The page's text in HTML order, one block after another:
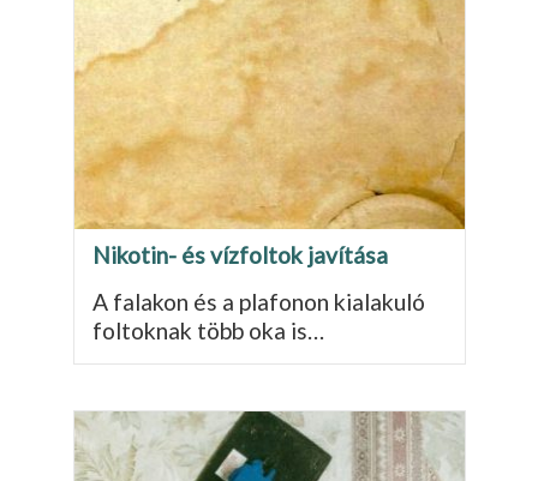
Nikotin- és vízfoltok javítása
A falakon és a plafonon kialakuló
foltoknak több oka is…